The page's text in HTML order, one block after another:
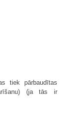
tiek pārbaudītas
(ja tās ir